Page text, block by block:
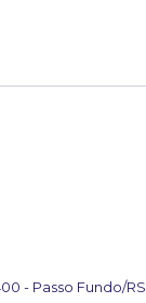
- Passo Fundo/RS